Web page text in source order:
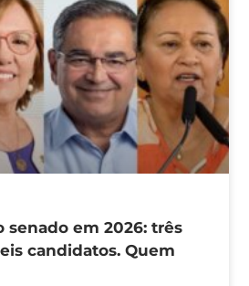
senado em 2026: três
candidatos. Quem